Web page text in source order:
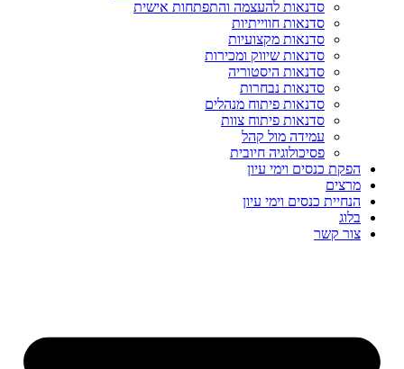
סדנאות להעצמה והתפתחות אישית
סדנאות חווייתיות
סדנאות מקצועיות
סדנאות שיווק ומכירות
סדנאות היסטוריה
סדנאות נבחרות
סדנאות פיתוח מנהלים
סדנאות פיתוח צוות
עמידה מול קהל
פסיכולוגיה חיובית
הפקת כנסים וימי עיון
מרצים
הנחיית כנסים וימי עיון
בלוג
צור קשר